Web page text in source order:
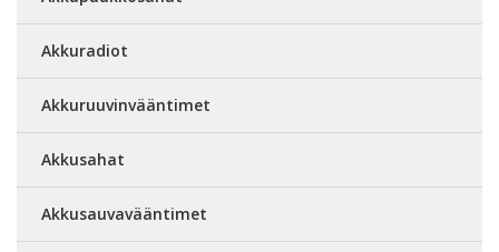
Akkuradiot
Akkuruuvinvääntimet
Akkusahat
Akkusauvavääntimet